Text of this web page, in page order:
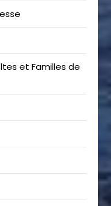
et Familles de